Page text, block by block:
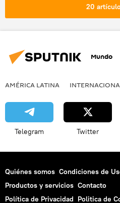
20
Mundo
AMÉRICA LATINA
Telegram Twitter
Quiénes somos Condiciones de
Productos y servicios Contacto
Política de Privacidad Politica de